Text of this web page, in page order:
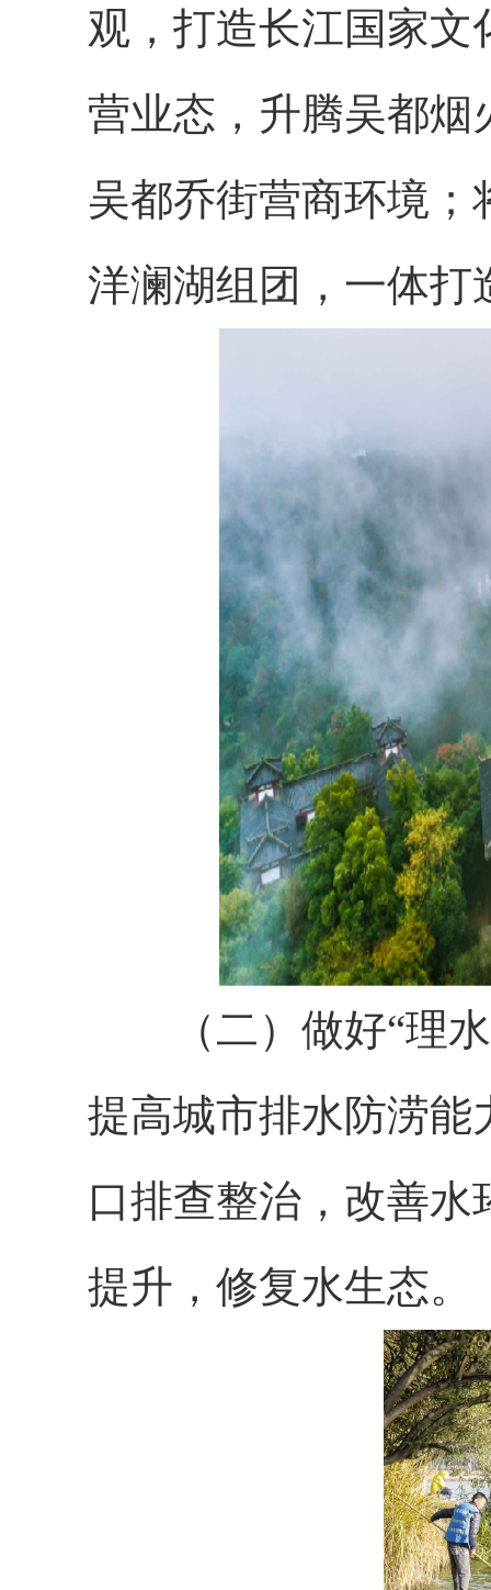
观，打造长江国家
营业态，升腾吴都烟
吴都乔街营商环境
洋澜湖组团，一体打
（二）做好“理水
提高城市排水防涝能
口排查整治，改善水
提升，修复水生态。